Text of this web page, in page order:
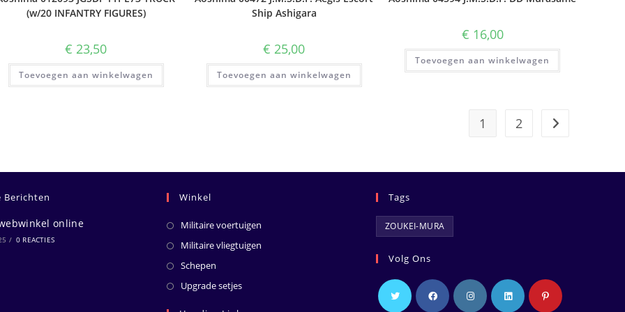
(w/20 INFANTRY FIGURES)
€ 23,50
Toevoegen aan winkelwagen
Ship Ashigara
€ 25,00
Toevoegen aan winkelwagen
€ 16,00
Toevoegen aan winkelwagen
1 2
Berichten
online
/ 0 REACTIES
Winkel
Militaire voertuigen
Militaire vliegtuigen
Schepen
Upgrade setjes
Tags
ZOUKEI-MURA
Volg Ons